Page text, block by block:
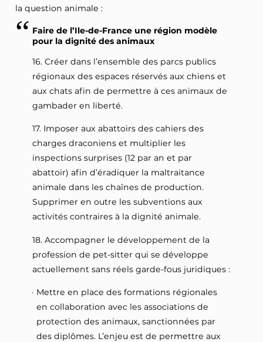
la question animale :
Faire de l’Ile-de-France une région modèle
pour la dignité des animaux
16. Créer dans l’ensemble des parcs publics
régionaux des espaces réservés aux chiens et
aux chats afin de permettre à ces animaux de
gambader en liberté.
17. Imposer aux abattoirs des cahiers des
charges draconiens et multiplier les
inspections surprises (12 par an et par
abattoir) afin d’éradiquer la maltraitance
animale dans les chaînes de production.
Supprimer en outre les subventions aux
activités contraires à la dignité animale.
18. Accompagner le développement de la
profession de pet-sitter qui se développe
actuellement sans réels garde-fous juridiques :
Mettre en place des formations régionales
en collaboration avec les associations de
protection des animaux, sanctionnées par
des diplômes. L’enjeu est de permettre aux